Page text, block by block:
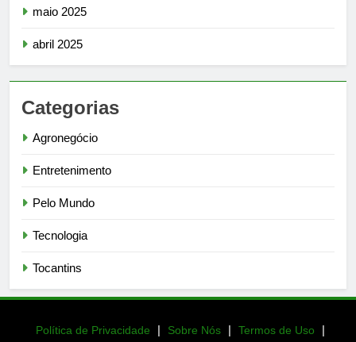
maio 2025
abril 2025
Categorias
Agronegócio
Entretenimento
Pelo Mundo
Tecnologia
Tocantins
Política de Privacidade | Sobre Nós | Termos de Uso |